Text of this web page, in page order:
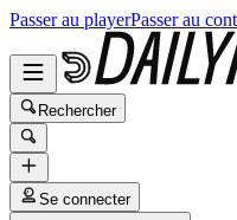
Passer au playerPasser au
Rechercher
Se connecter